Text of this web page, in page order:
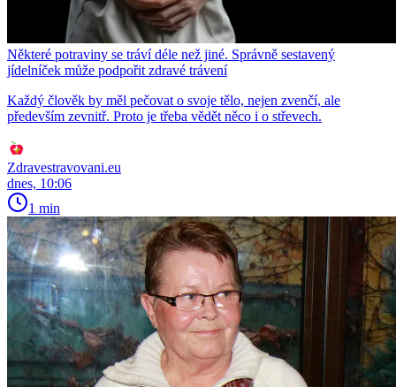
Některé potraviny se tráví déle než jiné. Správně sestavený
jídelníček může podpořit zdravé trávení
Každý člověk by měl pečovat o svoje tělo, nejen zvenčí, ale
především zevnitř. Proto je třeba vědět něco i o střevech.
Zdravestravovani.eu
dnes, 10:06
1 min